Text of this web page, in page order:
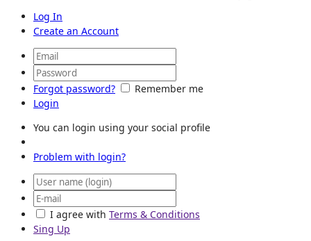
Log In
Create an Account
Forgot password?
Remember me
Login
You can login using your social profile
Problem with login?
I agree with Terms & Conditions
Sing Up